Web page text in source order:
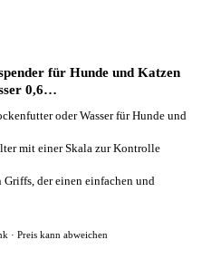
für Hunde und Katzen
0,6…
oder Wasser für Hunde und
mit einer Skala zur Kontrolle
Griffs, der einen einfachen und
· Preis kann abweichen